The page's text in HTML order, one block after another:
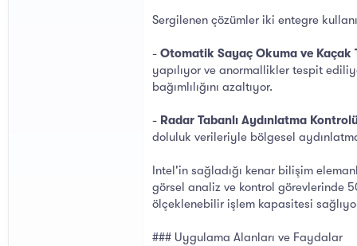
Sergilenen çözümler iki entegre
- Otomatik Sayaç Okuma ve Kaçak
yapılıyor ve anormallikler tespit
bağımlılığını azaltıyor.
- Radar Tabanlı Aydınlatma
doluluk verileriyle bölgesel
Intel'in sağladığı kenar bilişim
görsel analiz ve kontrol görevlerinde
ölçeklenebilir işlem kapasitesi
### Uygulama Alanları ve Faydalar